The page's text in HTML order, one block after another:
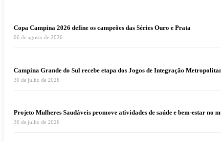
Copa Campina 2026 define os campeões das Séries Ouro e Prata
06 de agosto de 2026
Campina Grande do Sul recebe etapa dos Jogos de Integração
30 de julho de 2026
Projeto Mulheres Saudáveis promove atividades de saúde e bem-estar no
30 de julho de 2026